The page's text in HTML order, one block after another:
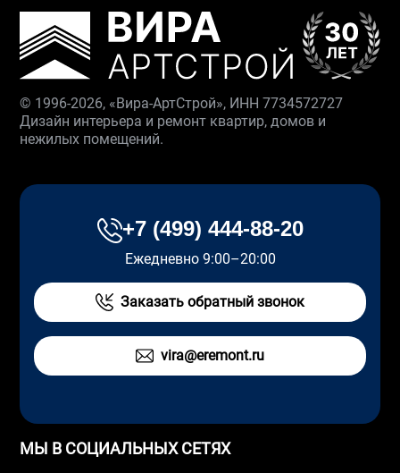
© 1996-2026, «Вира-АртСтрой», ИНН 7734572727
Дизайн интерьера и ремонт квартир, домов и
нежилых помещений.
+7 (499) 444-88-20
Ежедневно 9:00–20:00
Заказать обратный звонок
vira@eremont.ru
МЫ В СОЦИАЛЬНЫХ СЕТЯХ